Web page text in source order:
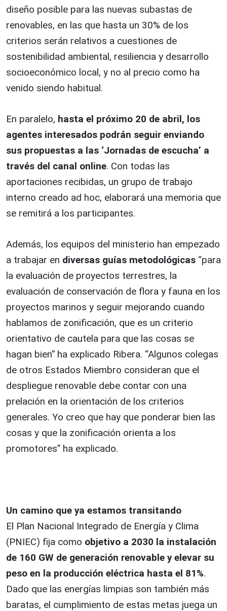
diseño posible para las nuevas subastas de
renovables, en las que hasta un 30% de los
criterios serán relativos a cuestiones de
sostenibilidad ambiental, resiliencia y desarrollo
socioeconómico local, y no al precio como ha
venido siendo habitual.
En paralelo, hasta el próximo 20 de abril, los
agentes interesados podrán seguir enviando
sus propuestas a las ‘Jornadas de escucha’ a
través del canal online. Con todas las
aportaciones recibidas, un grupo de trabajo
interno creado ad hoc, elaborará una memoria que
se remitirá a los participantes.
Además, los equipos del ministerio han empezado
a trabajar en diversas guías metodológicas “para
la evaluación de proyectos terrestres, la
evaluación de conservación de flora y fauna en los
proyectos marinos y seguir mejorando cuando
hablamos de zonificación, que es un criterio
orientativo de cautela para que las cosas se
hagan bien” ha explicado Ribera. “Algunos colegas
de otros Estados Miembro consideran que el
despliegue renovable debe contar con una
prelación en la orientación de los criterios
generales. Yo creo que hay que ponderar bien las
cosas y que la zonificación orienta a los
promotores” ha explicado.
Un camino que ya estamos transitando
El Plan Nacional Integrado de Energía y Clima
(PNIEC) fija como objetivo a 2030 la instalación
de 160 GW de generación renovable y elevar su
peso en la producción eléctrica hasta el 81%.
Dado que las energías limpias son también más
baratas, el cumplimiento de estas metas juega un